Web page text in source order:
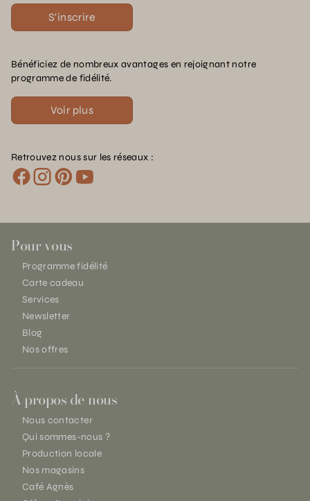
S'inscrire
Bénéficiez de nombreux avantages en rejoignant notre
programme de fidélité.
Voir plus
Retrouvez nous sur les réseaux :
Pour vous
Programme fidélité
Carte cadeau
Services
Newsletter
Blog
Nos offres
À propos de nous
Nous contacter
Qui sommes-nous ?
Production locale
Nos magasins
Café Agnès